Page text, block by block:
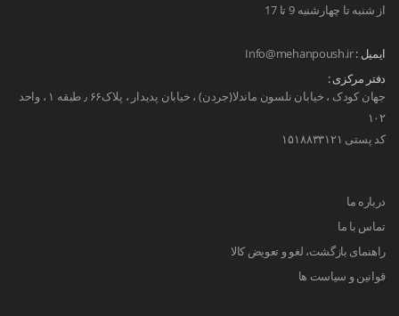
از شنبه تا چهارشنبه 9 تا 17
ایمیل :Info@mehanpoush.ir
دفتر مرکزی :
جهان کودک ، خیابان نلسون ماندلا(جردن) ، خیابان پدیدار ، پلاک۶۶ ٫ طبقه ۱ ، واحد
۱۰۲
کد پستی ۱۵۱۸۸۳۳۱۲۱
درباره ما
تماس با ما
راهنمای بازگشت، لغو و تعویض کالا
قوانین و سیاست ها